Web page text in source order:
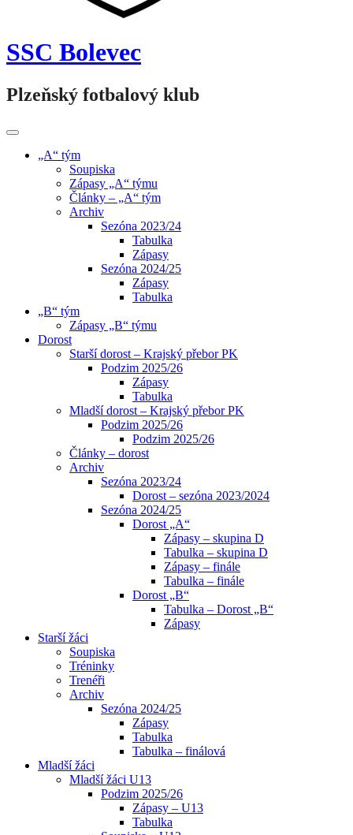
SSC Bolevec
Plzeňský fotbalový klub
„A“ tým
Soupiska
Zápasy „A“ týmu
Články – „A“ tým
Archiv
Sezóna 2023/24
Tabulka
Zápasy
Sezóna 2024/25
Zápasy
Tabulka
„B“ tým
Zápasy „B“ týmu
Dorost
Starší dorost – Krajský přebor PK
Podzim 2025/26
Zápasy
Tabulka
Mladší dorost – Krajský přebor PK
Podzim 2025/26
Podzim 2025/26
Články – dorost
Archiv
Sezóna 2023/24
Dorost – sezóna 2023/2024
Sezóna 2024/25
Dorost „A“
Zápasy – skupina D
Tabulka – skupina D
Zápasy – finále
Tabulka – finále
Dorost „B“
Tabulka – Dorost „B“
Zápasy
Starší žáci
Soupiska
Tréninky
Trenéři
Archiv
Sezóna 2024/25
Zápasy
Tabulka
Tabulka – finálová
Mladší žáci
Mladší žáci U13
Podzim 2025/26
Zápasy – U13
Tabulka